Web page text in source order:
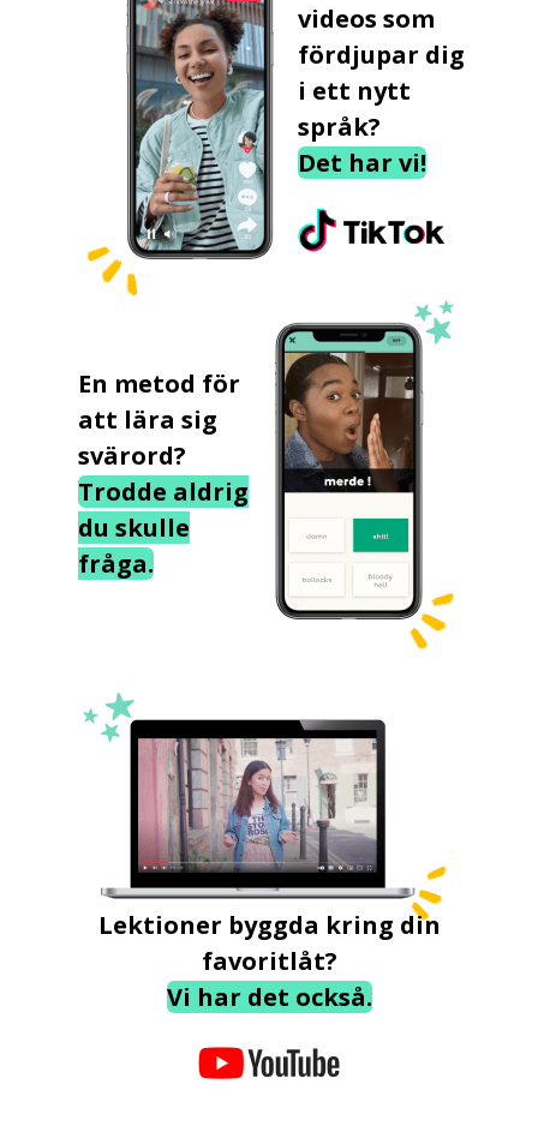
videos som
fördjupar dig
i ett nytt
språk?
Det har vi!
En metod för
att lära sig
svärord?
Trodde aldrig
du skulle
fråga.
Lektioner byggda kring din
favoritlåt?
Vi har det också.